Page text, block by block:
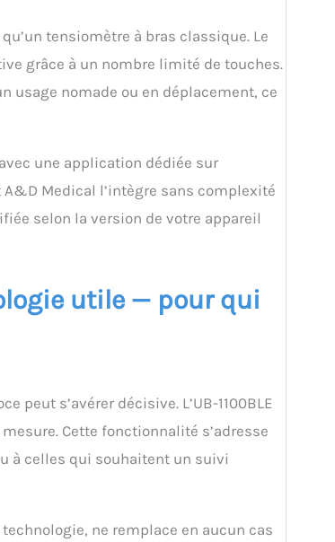
tensiomètre à bras classique. Le
grâce à un nombre limité de touches.
usage nomade ou en déplacement, ce
une application dédiée sur
Medical l’intègre sans complexité
selon la version de votre appareil
utile — pour qui
s’avérer décisive. L’UB-1100BLE
Cette fonctionnalité s’adresse
à celles qui souhaitent un suivi
ne remplace en aucun cas